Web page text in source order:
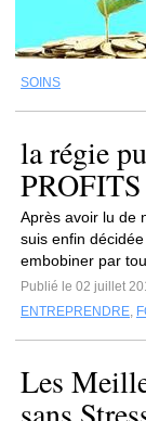
SOINS
la régie
Après avoir lu de
suis enfin
embobiner par
Publié le 02 juillet
ENTREPRENDRE,
Les